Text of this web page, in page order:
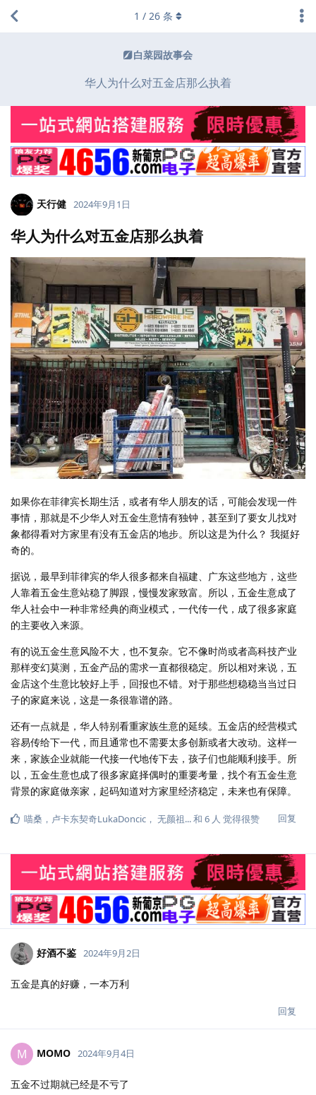
白菜园故事会
华人为什么对五金店那么执着
1 / 26 条
天行健 2024年9月1日
华人为什么对五金店那么执着
如果你在菲律宾长期生活，或者有华人朋友的话，可能会发现一件
事情，那就是不少华人对五金生意情有独钟，甚至到了要女儿找对
象都得看对方家里有没有五金店的地步。所以这是为什么？ 我挺好
奇的。
据说，最早到菲律宾的华人很多都来自福建、广东这些地方，这些
人靠着五金生意站稳了脚跟，慢慢发家致富。所以，五金生意成了
华人社会中一种非常经典的商业模式，一代传一代，成了很多家庭
的主要收入来源。
有的说五金生意风险不大，也不复杂。它不像时尚或者高科技产业
那样变幻莫测，五金产品的需求一直都很稳定。所以相对来说，五
金店这个生意比较好上手，回报也不错。对于那些想稳稳当当过日
子的家庭来说，这是一条很靠谱的路。
还有一点就是，华人特别看重家族生意的延续。五金店的经营模式
容易传给下一代，而且通常也不需要太多创新或者大改动。这样一
来，家族企业就能一代接一代地传下去，孩子们也能顺利接手。所
以，五金生意也成了很多家庭择偶时的重要考量，找个有五金生意
背景的家庭做亲家，起码知道对方家里经济稳定，未来也有保障。
回复
喵桑 ， 卢卡东契奇LukaDoncic ， 无颜祖...和 6 人 觉得很赞
好酒不鉴 2024年9月2日
五金是真的好赚，一本万利
回复
M MOMO 2024年9月4日
五金不过期就已经是不亏了